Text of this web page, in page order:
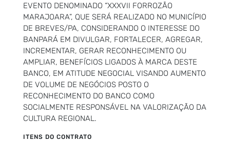
EVENTO DENOMINADO “XXXVII FORROZÃO
MARAJOARA”, QUE SERÁ REALIZADO NO MUNICÍPIO
DE BREVES/PA, CONSIDERANDO O INTERESSE DO
BANPARÁ EM DIVULGAR, FORTALECER, AGREGAR,
INCREMENTAR, GERAR RECONHECIMENTO OU
AMPLIAR, BENEFÍCIOS LIGADOS À MARCA DESTE
BANCO, EM ATITUDE NEGOCIAL VISANDO AUMENTO
DE VOLUME DE NEGÓCIOS POSTO O
RECONHECIMENTO DO BANCO COMO
SOCIALMENTE RESPONSÁVEL NA VALORIZAÇÃO DA
CULTURA REGIONAL.
ITENS DO CONTRATO